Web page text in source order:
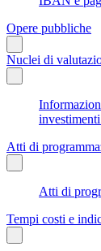
Opere pubbliche
Nuclei di
Atti di
Atti di
Tempi costi e